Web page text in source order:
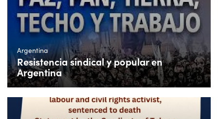
Argentina
Resistencia sindical y popular en
Argentina